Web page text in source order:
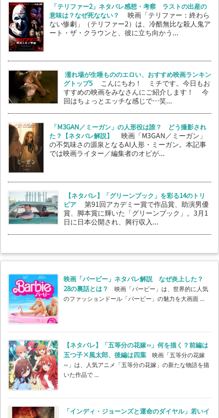
「テリファー2」ネタバレ感想・考察 ラストの出産の
意味は？なぜ死なない？
映画「テリファー：終わら
ない惨劇」（テリファー2）は、冷酷無比な殺人鬼ア
ート・ザ・クラウンと、彼に立ち向かう...
濡れ場が生唾もののエロい、おすすめ映画ランキン
グトップ5
こんにちわ！ ミチです。今日もお
すすめの映画をみなさんにご紹介します！ 今
回はちょっとエッチな感じで…笑...
「M3GAN／ミーガン」の人形役は誰？ どう撮影され
た？【ネタバレ解説】
映画「M3GAN／ミーガン」
の不気味さの源泉となるAI人形・ミーガン。本記事
では映画ライター／編集者のオビが...
【ネタバレ】「グリーンブック」を彩る14のトリ
ビア
第91回アカデミー賞で作品賞、助演男優
賞、脚本賞に輝いた「グリーンブック」。3月1
日に日本公開され、興行収入...
映画「バービー」ネタバレ解説 なぜ炎上した？
28の裏話とは？
映画「バービー」は、世界的に人気
のファッションドール「バービー」の魅力を大画面 ...
【ネタバレ】「五等分の花嫁∽」何を描く？前編は
五つ子×風太郎、後編は四葉 映画「五等分の花嫁
∽」は、人気アニメ「五等分の花嫁」の新たな物語を描
いた作品で ...
「インディ・ジョーンズと運命のダイヤル」若いイ